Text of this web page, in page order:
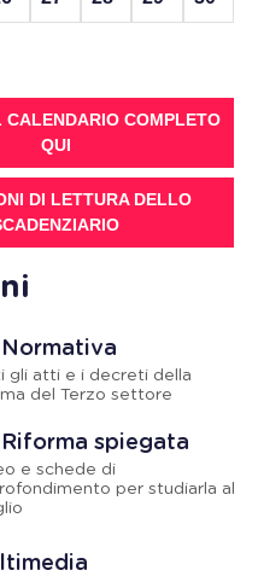
CALENDARIO COMPLETO
QUI
DI LETTURA DELLO
gli atti e i decreti della
del Terzo settore
spiegata
e schede di
per studiarla al